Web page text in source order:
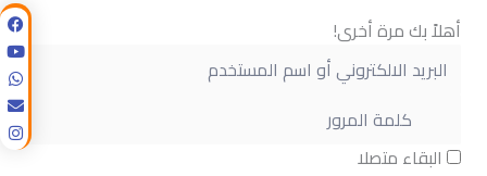
أهلاً بك مرة أخرى!
البقاء متصلا